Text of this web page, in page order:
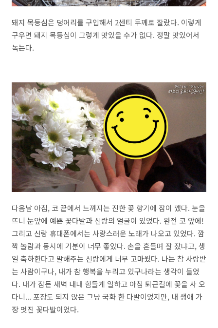
돼지 목등심은 덩어리를 구입해서 2센티 두께로 잘랐다. 이렇게
구우면 돼지 목등심이 그렇게 맛있을 수가 없다. 정말 맛있어서
녹는다.
다음날 아침, 코 끝에서 느껴지는 진한 꽃 향기에 잠이 깼다. 눈을
뜨니 눈앞에 예쁜 꽃다발과 신랑의 얼굴이 있었다. 완전 코 앞에!
그리고 신랑 휴대폰에서는 사랑스러운 노래가 나오고 있었다. 깜
짝 놀람과 동시에 기분이 너무 좋았다. 손을 흔들며 잘 잤냐고, 생
일 축하한다고 말해주는 신랑에게 너무 고마웠다. 나는 참 사랑받
는 사람이구나, 내가 참 행복을 누리고 있구나라는 생각이 들었
다. 내가 잠든 새벽 내내 힘들게 일하고 아침 퇴근길에 꽃을 사 오
다니... 포장도 되지 않은 그냥 국화 한 다발이었지만, 내 생애 가
장 멋진 꽃다발이었다.